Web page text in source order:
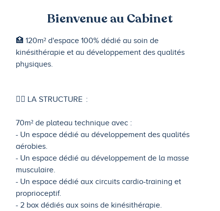
Bienvenue au Cabinet
🏥 120m² d'espace 100% dédié au soin de
kinésithérapie et au développement des qualités
physiques.
🤸‍♀️ LA STRUCTURE :
​70m² de plateau technique avec :
- Un espace dédié au développement des qualités
aérobies.
- Un espace dédié au développement de la masse
musculaire.
- Un espace dédié aux circuits cardio-training et
proprioceptif.
- 2 box dédiés aux soins de kinésithérapie.